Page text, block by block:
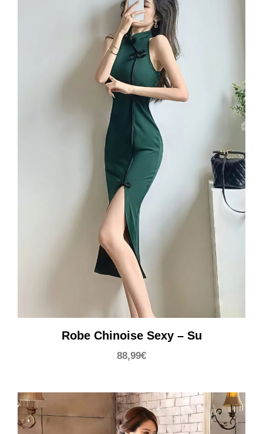
Robe Chinoise Sexy – Su
88,99€